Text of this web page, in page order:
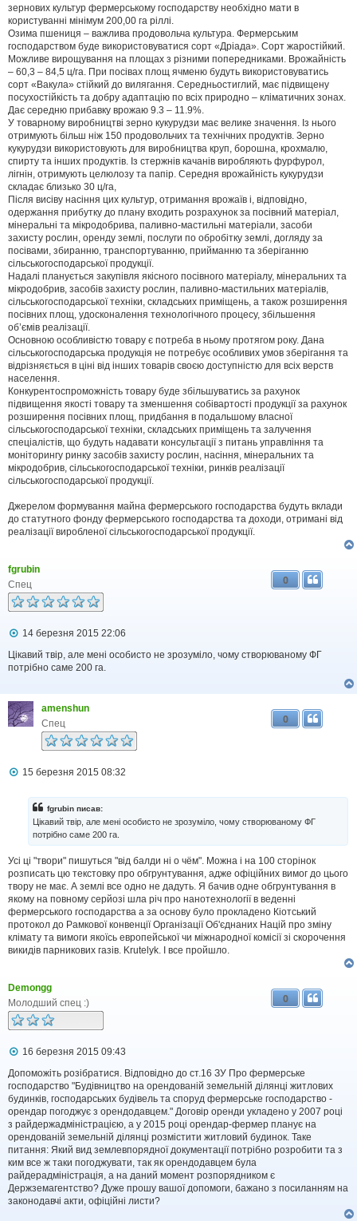
зернових культур фермерському господарству необхідно мати в
користуванні мінімум 200,00 га ріллі.
Озима пшениця – важлива продовольча культура. Фермерським
господарством буде використовуватися сорт «Дріада». Сорт жаростійкий.
Можливе вирощування на площах з різними попередниками. Врожайність
– 60,3 – 84,5 ц/га. При посівах площ ячменю будуть використовуватись
сорт «Вакула» стійкий до вилягання. Середньостиглий, має підвищену
посухостійкість та добру адаптацію по всіх природно – кліматичних зонах.
Дає середню прибавку врожаю 9.3 – 11.9%.
У товарному виробництві зерно кукурудзи має велике значення. Із нього
отримують більш ніж 150 продовольчих та технічних продуктів. Зерно
кукурудзи використовують для виробництва круп, борошна, крохмалю,
спирту та інших продуктів. Із стержнів качанів виробляють фурфурол,
лігнін, отримують целюлозу та папір. Середня врожайність кукурудзи
складає близько 30 ц/га,
Після висіву насіння цих культур, отримання врожаїв і, відповідно,
одержання прибутку до плану входить розрахунок за посівний матеріал,
мінеральні та мікродобрива, паливно-мастильні матеріали, засоби
захисту рослин, оренду землі, послуги по обробітку землі, догляду за
посівами, збиранню, транспортуванню, прийманню та зберіганню
сільськогосподарської продукції.
Надалі планується закупівля якісного посівного матеріалу, мінеральних та
мікродобрив, засобів захисту рослин, паливно-мастильних матеріалів,
сільськогосподарської техніки, складських приміщень, а також розширення
посівних площ, удосконалення технологічного процесу, збільшення
об’ємів реалізації.
Основною особливістю товару є потреба в ньому протягом року. Дана
сільськогосподарська продукція не потребує особливих умов зберігання та
відрізняється в ціні від інших товарів своєю доступністю для всіх верств
населення.
Конкурентоспроможність товару буде збільшуватись за рахунок
підвищення якості товару та зменшення собівартості продукції за рахунок
розширення посівних площ, придбання в подальшому власної
сільськогосподарської техніки, складських приміщень та залучення
спеціалістів, що будуть надавати консультації з питань управління та
моніторингу ринку засобів захисту рослин, насіння, мінеральних та
мікродобрив, сільськогосподарської техніки, ринків реалізації
сільськогосподарської продукції.
Джерелом формування майна фермерського господарства будуть вклади
до статутного фонду фермерського господарства та доходи, отримані від
реалізації виробленої сільськогосподарської продукції.
fgrubin
Спец
0
П
в
і
м
л
е
14 березня 2015 22:06
Цікавий твір, але мені особисто не зрозуміло, чому створюваному ФГ
потрібно саме 200 га.
amenshun
Спец
0
П
е
н
н
я
15 березня 2015 08:32
fgrubin писав:
Цікавий твір, але мені особисто не зрозуміло, чому створюваному ФГ
потрібно саме 200 га.
Усі ці "твори" пишуться "від балди ні о чём". Можна і на 100 сторінок
розписать цю текстовку про обгрунтування, адже офіційних вимог до цього
твору не має. А землі все одно не дадуть. Я бачив одне обгрунтування в
якому на повному серйозі шла річ про нанотехнології в веденні
фермерського господарства а за основу було прокладено Кіотський
протокол до Рамкової конвенції Організації Об'єднаних Націй про зміну
клімату та вимоги якоїсь европейської чи міжнародної комісії зі скорочення
викидів парникових газів. Krutelyk. І все пройшло.
Demongg
Молодший спец :)
0
П
в
і
д
о
м
л
е
н
н
я
16 березня 2015 09:43
Допоможіть розібратися. Відповідно до ст.16 ЗУ Про фермерське
господарство "Будівництво на орендованій земельній ділянці житлових
будинків, господарських будівель та споруд фермерське господарство -
орендар погоджує з орендодавцем." Договір оренди укладено у 2007 році
з райдержадміністрацією, а у 2015 році орендар-фермер планує на
орендованій земельній ділянці розмістити житловий будинок. Таке
питання: Який вид землевпорядної документації потрібно розробити та з
ким все ж таки погоджувати, так як орендодавцем була
райдерадміністрація, а на даний момент розпорядником є
Держземагентство? Дуже прошу вашої допомоги, бажано з посиланням на
законодавчі акти, офіційні листи?